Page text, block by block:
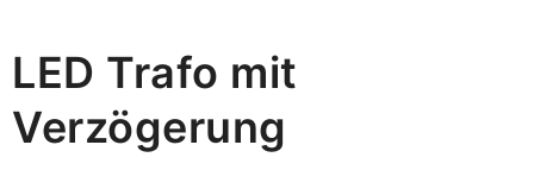
LED Trafo mit
Verzögerung